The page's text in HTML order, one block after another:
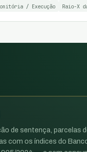
/ Execução
Raio-X
de sentença, parcelas
com os índices do